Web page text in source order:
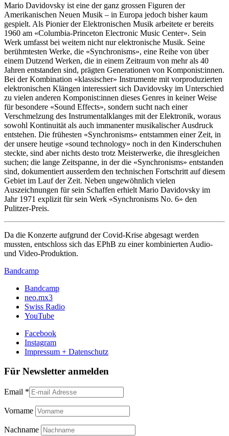
Mario Davidovsky ist eine der ganz grossen Figuren der
Amerikanischen Neuen Musik – in Europa jedoch bisher kaum
gespielt. Als Pionier der Elektronischen Musik arbeitete er bereits
1960 am «Columbia-Princeton Electronic Music Center». Sein
Werk umfasst bei weitem nicht nur elektronische Musik. Seine
berühmtesten Werke, die «Synchronisms», eine Reihe von über
einem Dutzend Werken, die in einem Zeitraum von mehr als 40
Jahren entstanden sind, prägten Generationen von Komponist:innen.
Bei der Kombination «klassischer» Instrumente mit vorproduzierten
elektronischen Klängen interessiert sich Davidovsky im Unterschied
zu vielen anderen Komponist:innen dieses Genres in keiner Weise
für besondere «Sound Effects», sondern sucht nach einer
Verschmelzung des Instrumentalklanges mit der Elektronik, woraus
sowohl Kontinuität als auch immanenter musikalischer Ausdruck
entstehen. Die frühesten «Synchronisms» entstammen einer Zeit, in
der unsere heutige «sound technology» noch in den Kinderschuhen
steckte, sind aber nichts desto trotz Meisterwerke, die ihresgleichen
suchen; die lange Zeitspanne, in der die «Synchronisms» entstanden
sind, dokumentiert ausserdem den technischen Fortschritt auf diesem
Gebiet im Lauf der Zeit. Neben ungewöhnlich vielen
Auszeichnungen für sein Schaffen erhielt Mario Davidovsky im
Jahr 1971 explizit für sein Werk «Synchronisms No. 6» den
Pulitzer-Preis.
Da die Konzerte aufgrund der Covid-Krise abgesagt werden
mussten, entschloss sich das EPhB zu einer kombinierten Audio-
und Video-Produktion.
Bandcamp
Bandcamp
neo.mx3
Swiss Radio
YouTube
Facebook
Instagram
Impressum + Datenschutz
Für Newsletter anmelden
Email *
Vorname
Nachname